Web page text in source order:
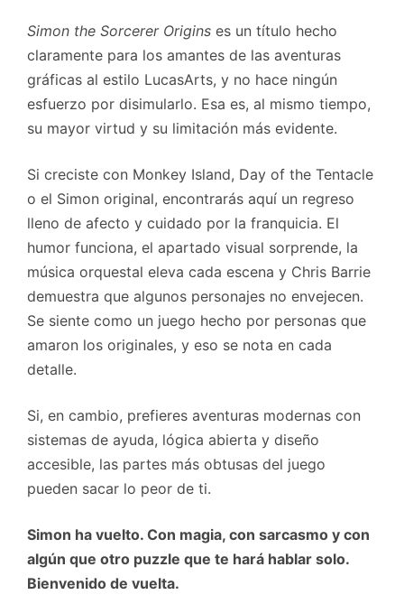
Simon the Sorcerer Origins es un título hecho
claramente para los amantes de las aventuras
gráficas al estilo LucasArts, y no hace ningún
esfuerzo por disimularlo. Esa es, al mismo tiempo,
su mayor virtud y su limitación más evidente.
Si creciste con Monkey Island, Day of the Tentacle
o el Simon original, encontrarás aquí un regreso
lleno de afecto y cuidado por la franquicia. El
humor funciona, el apartado visual sorprende, la
música orquestal eleva cada escena y Chris Barrie
demuestra que algunos personajes no envejecen.
Se siente como un juego hecho por personas que
amaron los originales, y eso se nota en cada
detalle.
Si, en cambio, prefieres aventuras modernas con
sistemas de ayuda, lógica abierta y diseño
accesible, las partes más obtusas del juego
pueden sacar lo peor de ti.
Simon ha vuelto. Con magia, con sarcasmo y con
algún que otro puzzle que te hará hablar solo.
Bienvenido de vuelta.